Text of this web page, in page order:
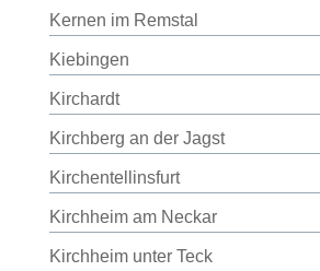
Kernen im Remstal
Kiebingen
Kirchardt
Kirchberg an der Jagst
Kirchentellinsfurt
Kirchheim am Neckar
Kirchheim unter Teck